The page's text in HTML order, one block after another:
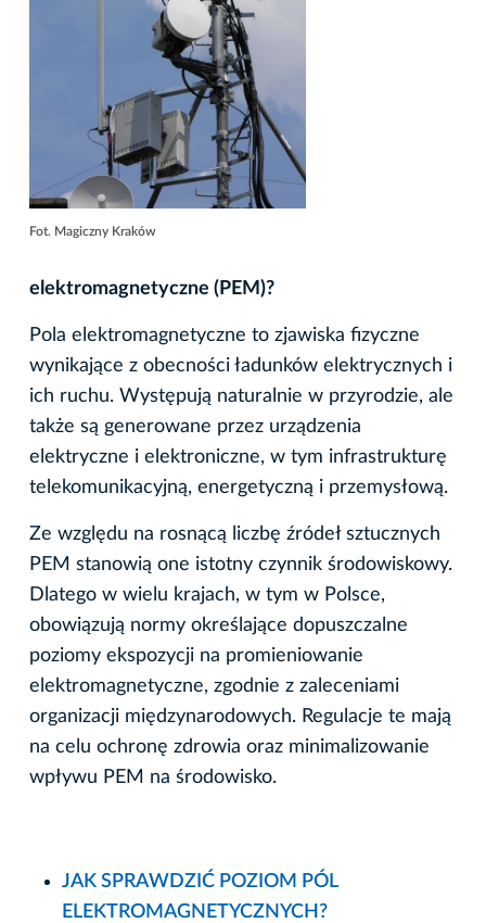
Fot. Magiczny Kraków
elektromagnetyczne (PEM)?
Pola elektromagnetyczne to zjawiska fizyczne
wynikające z obecności ładunków elektrycznych i
ich ruchu. Występują naturalnie w przyrodzie, ale
także są generowane przez urządzenia
elektryczne i elektroniczne, w tym infrastrukturę
telekomunikacyjną, energetyczną i przemysłową.
Ze względu na rosnącą liczbę źródeł sztucznych
PEM stanowią one istotny czynnik środowiskowy.
Dlatego w wielu krajach, w tym w Polsce,
obowiązują normy określające dopuszczalne
poziomy ekspozycji na promieniowanie
elektromagnetyczne, zgodnie z zaleceniami
organizacji międzynarodowych. Regulacje te mają
na celu ochronę zdrowia oraz minimalizowanie
wpływu PEM na środowisko.
JAK SPRAWDZIĆ POZIOM PÓL
ELEKTROMAGNETYCZNYCH?